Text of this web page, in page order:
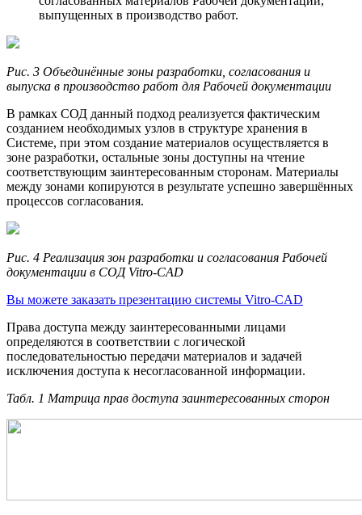
выпущенных в производство работ.
Рис. 3 Объединённые зоны разработки, согласования и
выпуска в производство работ для Рабочей документации
В рамках СОД данный подход реализуется фактическим
созданием необходимых узлов в структуре хранения в
Системе, при этом создание материалов осуществляется в
зоне разработки, остальные зоны доступны на чтение
соответствующим заинтересованным сторонам. Материалы
между зонами копируются в результате успешно завершённых
процессов согласования.
Рис. 4 Реализация зон разработки и согласования Рабочей
документации в СОД Vitro-CAD
Вы можете заказать презентацию системы Vitro-CAD
Права доступа между заинтересованными лицами
определяются в соответствии с логической
последовательностью передачи материалов и задачей
исключения доступа к несогласованной информации.
Табл. 1 Матрица прав доступа заинтересованных сторон